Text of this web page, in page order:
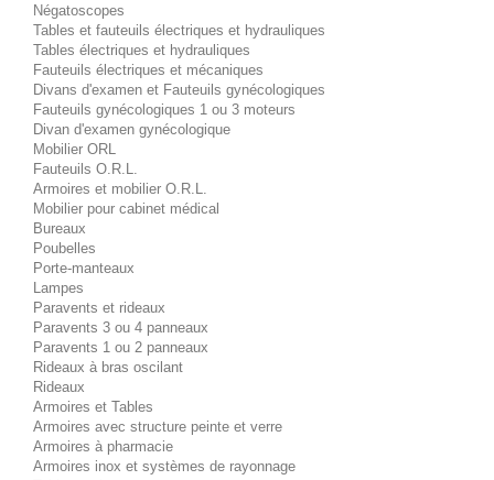
Négatoscopes
Tables et fauteuils électriques et hydrauliques
Tables électriques et hydrauliques
Fauteuils électriques et mécaniques
Divans d'examen et Fauteuils gynécologiques
Fauteuils gynécologiques 1 ou 3 moteurs
Divan d'examen gynécologique
Mobilier ORL
Fauteuils O.R.L.
Armoires et mobilier O.R.L.
Mobilier pour cabinet médical
Bureaux
Poubelles
Porte-manteaux
Lampes
Paravents et rideaux
Paravents 3 ou 4 panneaux
Paravents 1 ou 2 panneaux
Rideaux à bras oscilant
Rideaux
Armoires et Tables
Armoires avec structure peinte et verre
Armoires à pharmacie
Armoires inox et systèmes de rayonnage